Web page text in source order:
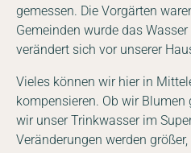
gemessen. Die Vorgärten
Gemeinden wurde das
verändert sich vor unserer
Vieles können wir hier in
kompensieren. Ob wir
wir unser Trinkwasser im
Veränderungen werden